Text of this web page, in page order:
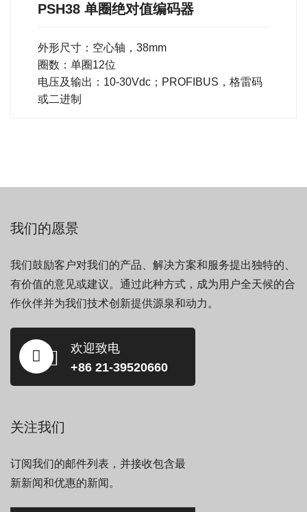
PSH38 单圈绝对值编码器
外形尺寸：空心轴，38mm
圈数：单圈12位
电压及输出：10-30Vdc；PROFIBUS，格雷码
或二进制
我们的愿景
我们鼓励客户对我们的产品、解决方案和服务提出独特的、
有价值的意见或建议。通过此种方式，成为用户全天候的合
作伙伴并为我们技术创新提供源泉和动力。
欢迎致电
+86 21-39520660
关注我们
订阅我们的邮件列表，并接收包含最
新新闻和优惠的新闻。